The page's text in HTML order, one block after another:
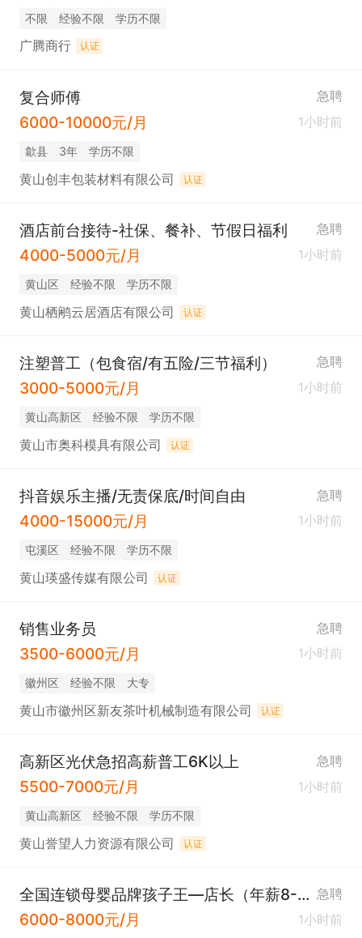
不限 经验不限 学历不限
广腾商行 认证
复合师傅 急聘
6000-10000元/月 1小时前
歙县 3年 学历不限
黄山创丰包装材料有限公司 认证
酒店前台接待-社保、餐补、节假日福利 急聘
4000-5000元/月 1小时前
黄山区 经验不限 学历不限
黄山栖鹇云居酒店有限公司 认证
注塑普工（包食宿/有五险/三节福利） 急聘
3000-5000元/月 1小时前
黄山高新区 经验不限 学历不限
黄山市奥科模具有限公司 认证
抖音娱乐主播/无责保底/时间自由 急聘
4000-15000元/月 1小时前
屯溪区 经验不限 学历不限
黄山瑛盛传媒有限公司 认证
销售业务员 急聘
3500-6000元/月 1小时前
徽州区 经验不限 大专
黄山市徽州区新友茶叶机械制造有限公司 认证
高新区光伏急招高薪普工6K以上 急聘
5500-7000元/月 1小时前
黄山高新区 经验不限 学历不限
黄山誉望人力资源有限公司 认证
全国连锁母婴品牌孩子王—店长（年薪8-10万） 急聘
6000-8000元/月 1小时前